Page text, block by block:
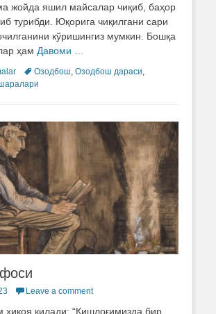
жойда яшил майсалар чиқиб, баҳор
турибди. Юқорига чиқилгани сари
кўришингиз мумкин. Бошқа
ҳам Давоми …
TagsОзодбош Озодбош дараси
Leave a comment
ҳикоя қилади: “Қишлоғимизда бир